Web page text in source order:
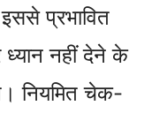
प्रभावित
ध्यान नहीं देने के
नियमित चेक-